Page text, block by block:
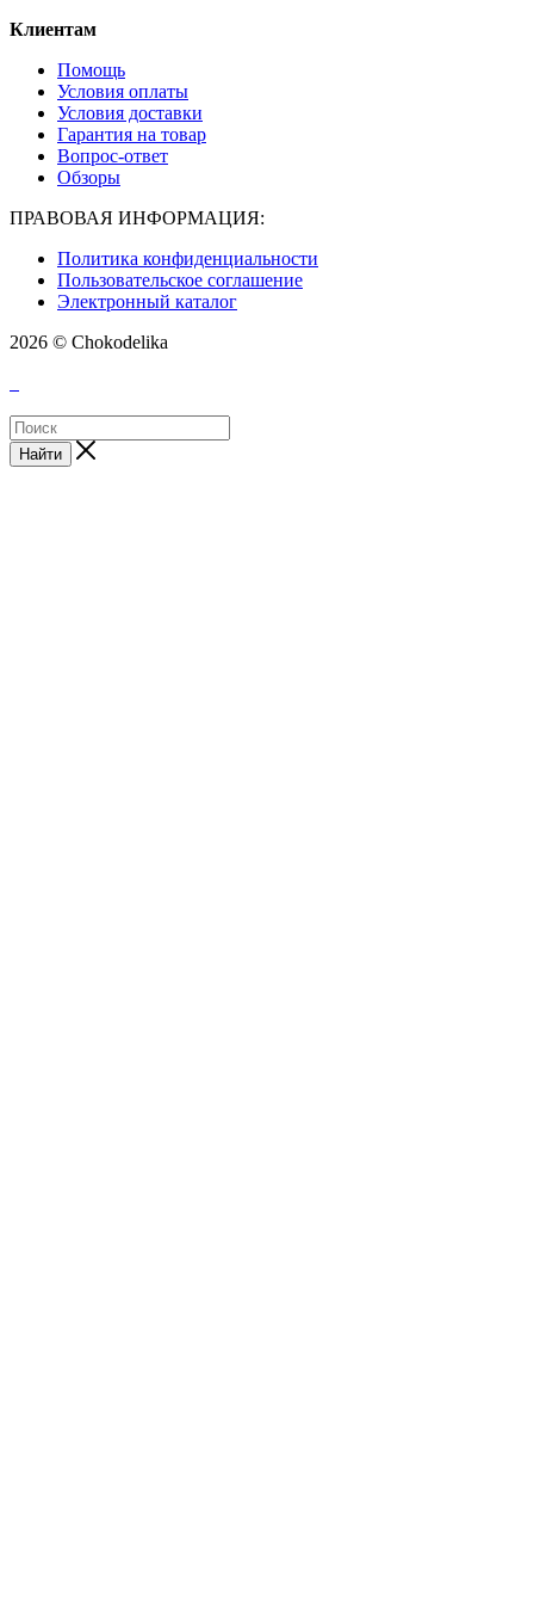
Клиентам
Помощь
Условия оплаты
Условия доставки
Гарантия на товар
Вопрос-ответ
Обзоры
ПРАВОВАЯ ИНФОРМАЦИЯ:
Политика конфиденциальности
Пользовательское соглашение
Электронный каталог
2026 © Chokodelika
Найти